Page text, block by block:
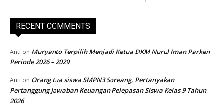
RECENT COMMENTS
Anti on Muryanto Terpilih Menjadi Ketua DKM Nurul Iman Parken
Periode 2026 – 2029
Anti on Orang tua siswa SMPN3 Soreang, Pertanyakan
Pertanggung Jawaban Keuangan Pelepasan Siswa Kelas 9 Tahun
2026